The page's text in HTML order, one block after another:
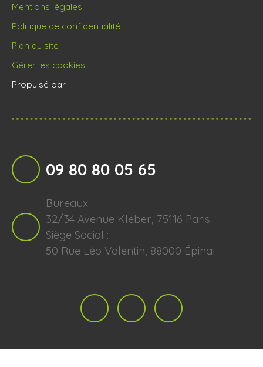
Mentions légales
Politique de confidentialité
Plan du site
Gérer les cookies
Propulsé par
09 80 80 05 65
Bureaux :
32/34 Avenue Kleber, 75116 Paris
Siège Social :
50 Rue Léo Valentin, 88000 Épinal